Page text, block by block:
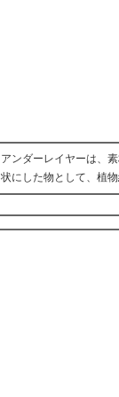
アンダーレイヤーは、
状にした物として、植